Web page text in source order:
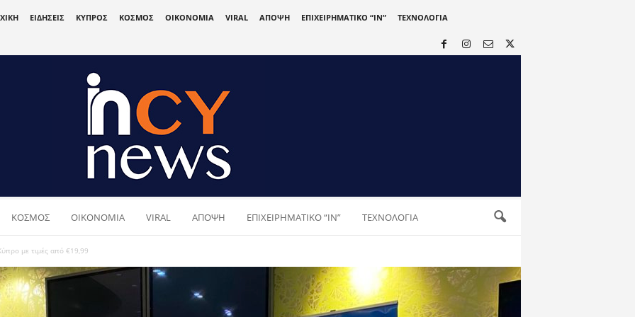
ΕΙΔΗΣΕΙΣ ΚΥΠΡΟΣ ΚΟΣΜΟΣ ΟΙΚΟΝΟΜΙΑ VIRAL ΑΠΟΨΗ ΕΠΙΧΕΙΡΗΜΑΤΙΚΟ “IN” ΤΕΧΝΟΛΟΓΙΑ
ΚΟΣΜΟΣ ΟΙΚΟΝΟΜΙΑ VIRAL ΑΠΟΨΗ ΕΠΙΧΕΙΡΗΜΑΤΙΚΟ “IN” ΤΕΧΝΟΛΟΓΙΑ
με τιμές από €19,99